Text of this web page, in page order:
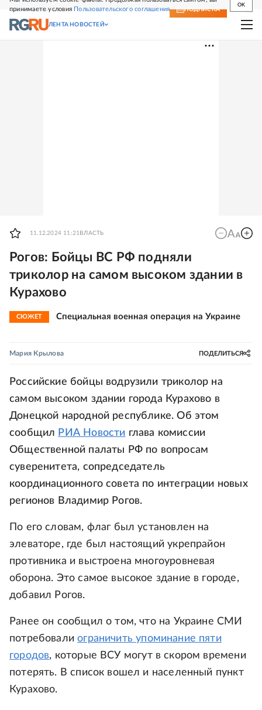
принимаете условия Пользовательского соглашения
OK
СВЕЖИЙ НОМЕР ПОДПИСКА
ЛЕНТА НОВОСТЕЙ
11.12.2024 11:21 ВЛАСТЬ
Рогов: Бойцы ВС РФ подняли
триколор на самом высоком здании в
Курахово
СЮЖЕТ Специальная военная операция на Украине
Мария Крылова ПОДЕЛИТЬСЯ
Российские бойцы водрузили триколор на
самом высоком здании города Курахово в
Донецкой народной республике. Об этом
сообщил РИА Новости глава комиссии
Общественной палаты РФ по вопросам
суверенитета, сопредседатель
координационного совета по интеграции новых
регионов Владимир Рогов.
По его словам, флаг был установлен на
элеваторе, где был настоящий укрепрайон
противника и выстроена многоуровневая
оборона. Это самое высокое здание в городе,
добавил Рогов.
Ранее он сообщил о том, что на Украине СМИ
потребовалиограничить упоминание пяти
городов, которые ВСУ могут в скором времени
потерять. В список вошел и населенный пункт
Курахово.